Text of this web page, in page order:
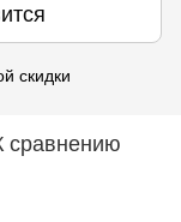
скидки
сравнению